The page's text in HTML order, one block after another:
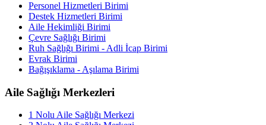
Personel Hizmetleri Birimi
Destek Hizmetleri Birimi
Aile Hekimliği Birimi
Çevre Sağlığı Birimi
Ruh Sağlığı Birimi - Adli İcap Birimi
Evrak Birimi
Bağışıklama - Aşılama Birimi
Aile Sağlığı Merkezleri
1 Nolu Aile Sağlığı Merkezi